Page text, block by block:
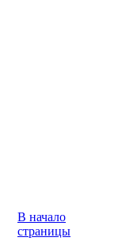
В начало
страницы